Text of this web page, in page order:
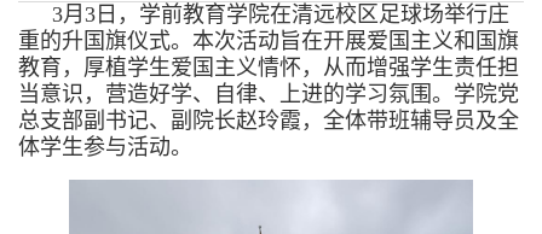
3月3日，学前教育学院在清远校区足球场举行庄
重的升国旗仪式。本次活动旨在开展爱国主义和国旗
教育，厚植学生爱国主义情怀，从而增强学生责任担
当意识，营造好学、自律、上进的学习氛围。学院党
总支部副书记、副院长赵玲霞，全体带班辅导员及全
体学生参与活动。